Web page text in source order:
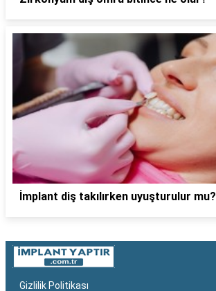
İmplant diş takılırken uyuşturulur mu?
Gizlilik Politikası